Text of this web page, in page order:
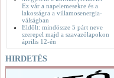
Ez vár a napelemesekre és a
lakosságra a villamosenergia-
válságban
Eldőlt: mindössze 5 párt neve
szerepel majd a szavazólapokon
április 12-én
HIRDETÉS